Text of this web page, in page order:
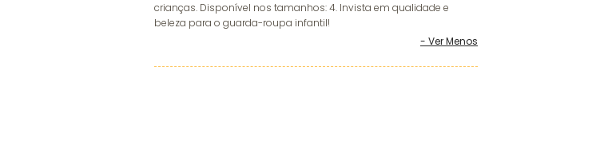
crianças. Disponível nos tamanhos: 4. Invista em qualidade e
beleza para o guarda-roupa infantil!